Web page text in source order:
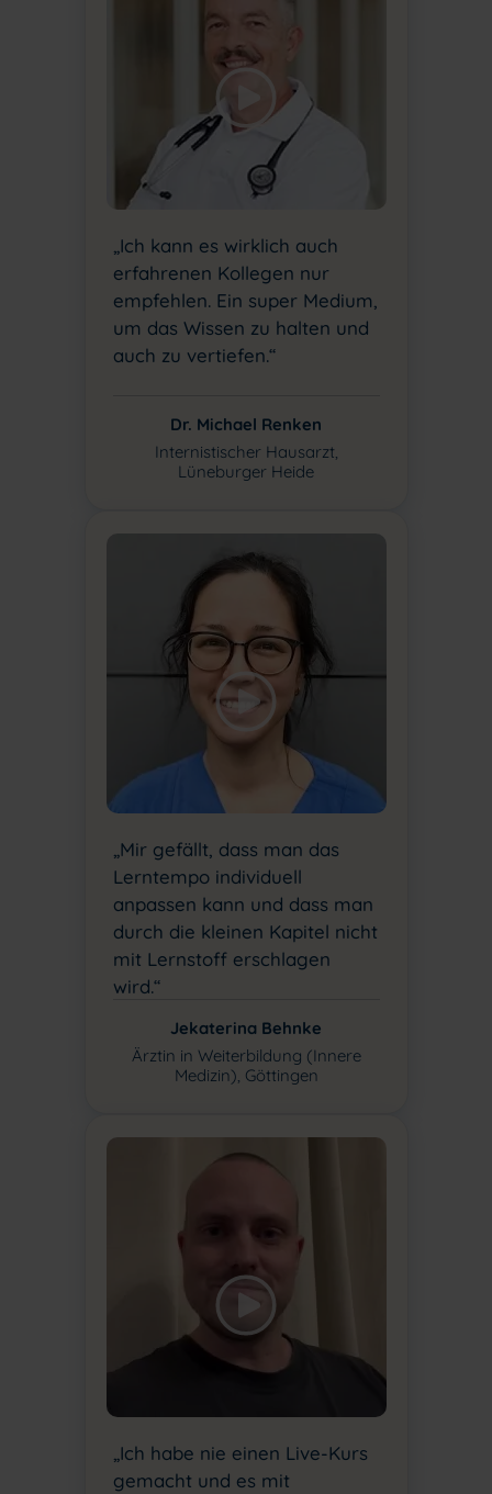
„Ich kann es wirklich auch
erfahrenen Kollegen nur
empfehlen. Ein super Medium,
um das Wissen zu halten und
auch zu vertiefen.“
Dr. Michael Renken
Internistischer Hausarzt,
Lüneburger Heide
„Mir gefällt, dass man das
Lerntempo individuell
anpassen kann und dass man
durch die kleinen Kapitel nicht
mit Lernstoff erschlagen
wird.“
Jekaterina Behnke
Ärztin in Weiterbildung (Innere
Medizin), Göttingen
„Ich habe nie einen Live-Kurs
gemacht und es mit